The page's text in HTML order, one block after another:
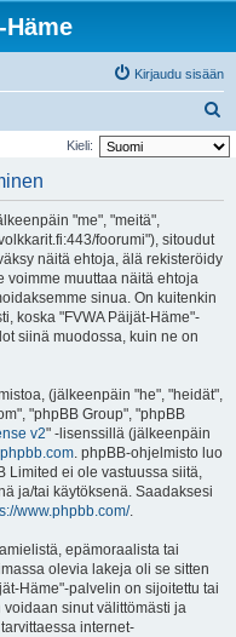
Häme
Kirjaudu sisään
t
Kieli:
"me", "meitä",
foorumi"), sitoudut
näitä ehtoja, älä rekisteröidy
voimme muuttaa näitä ehtoja
sinua. On kuitenkin
koska "FVWA Päijät-Häme"-
siinä muodossa, kuin ne on
(jälkeenpäin "he", "heidät",
"phpBB Group", "phpBB
v2" -lisenssillä (jälkeenpäin
. phpBB-ohjelmisto luo
Limited ei ole vastuussa siitä,
ja/tai käytöksenä. Saadaksesi
www.phpbb.com/.
epämoraalista tai
olevia lakeja oli se sitten
Häme"-palvelin on sijoitettu tai
sinut välittömästi ja
internet-